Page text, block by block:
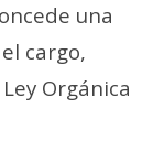
una
cargo,
Orgánica